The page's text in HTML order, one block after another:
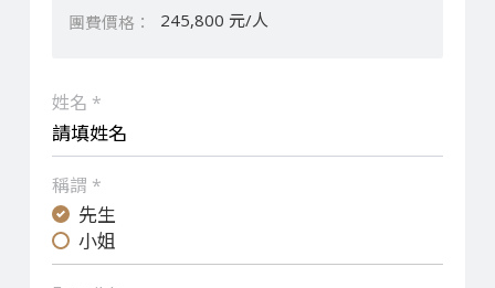
245,800 元/人
姓名 *
稱謂 *
先生
小姐